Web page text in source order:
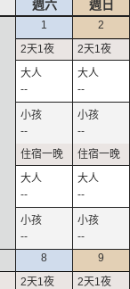
週六 週日
1
--
--
--
--
2
--
--
--
--
8 9